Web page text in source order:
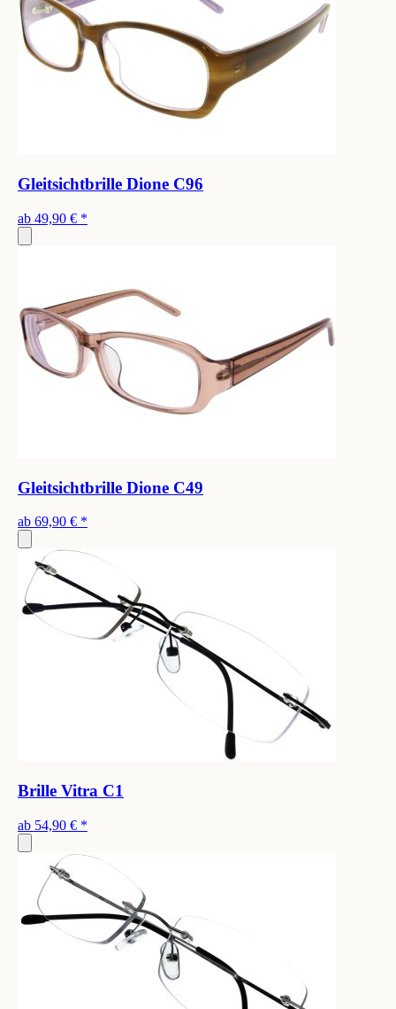
Gleitsichtbrille Dione C96
ab 49,90 € *
Gleitsichtbrille Dione C49
ab 69,90 € *
Brille Vitra C1
ab 54,90 € *